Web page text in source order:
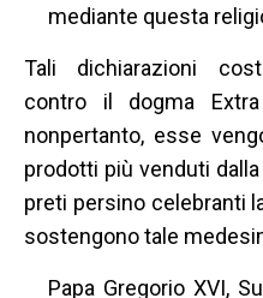
mediante questa
Tali dichiarazioni
contro il dogma
nonpertanto, esse
prodotti più venduti
preti persino celebranti
sostengono tale
Papa Gregorio XVI,